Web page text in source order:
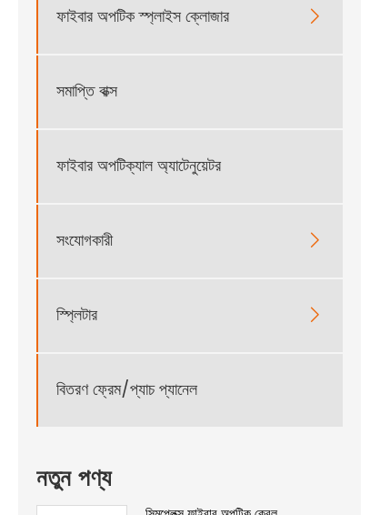
ফাইবার অপটিক স্প্লাইস ক্লোজার 
সমাপ্তি বাক্স
ফাইবার অপটিক্যাল অ্যাটেনুয়েটর
সংযোগকারী 
স্প্লিটার 
বিতরণ ফ্রেম/প্যাচ প্যানেল
নতুন পণ্য